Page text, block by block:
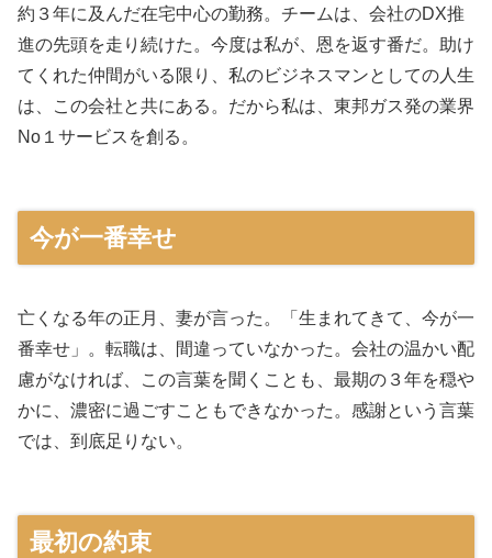
約３年に及んだ在宅中心の勤務。チームは、会社のDX推
進の先頭を走り続けた。今度は私が、恩を返す番だ。助け
てくれた仲間がいる限り、私のビジネスマンとしての人生
は、この会社と共にある。だから私は、東邦ガス発の業界
No１サービスを創る。
今が一番幸せ
亡くなる年の正月、妻が言った。「生まれてきて、今が一
番幸せ」。転職は、間違っていなかった。会社の温かい配
慮がなければ、この言葉を聞くことも、最期の３年を穏や
かに、濃密に過ごすこともできなかった。感謝という言葉
では、到底足りない。
最初の約束